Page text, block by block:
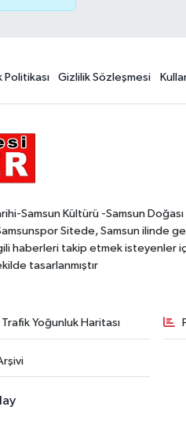
Politikası Gizlilik Sözleşmesi
Samsun Kültürü -Samsun Doğası
Sitede, Samsun ilinde
haberleri takip etmek isteyenler
tasarlanmıştır
Yoğunluk Haritası